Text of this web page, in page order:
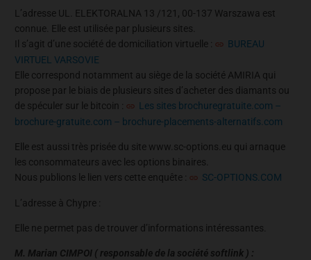
L’adresse UL. ELEKTORALNA 13 /121, 00-137 Warszawa est
connue. Elle est utilisée par plusieurs sites.
Il s’agit d’une société de domiciliation virtuelle :
BUREAU
VIRTUEL VARSOVIE
Elle correspond notamment au siège de la société AMIRIA qui
propose par le biais de plusieurs sites d’acheter des diamants ou
de spéculer sur le bitcoin :
Les sites brochuregratuite.com –
brochure-gratuite.com – brochure-placements-alternatifs.com
Elle est aussi très prisée du site www.sc-options.eu qui arnaque
les consommateurs avec les options binaires.
Nous publions le lien vers cette enquête :
SC-OPTIONS.COM
L’adresse à Chypre :
Elle ne permet pas de trouver d’informations intéressantes.
M. Marian CIMPOI ( responsable de la société softlink ) :